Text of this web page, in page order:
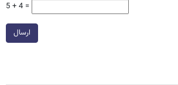
5 + 4 =
ارسال